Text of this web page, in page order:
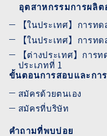
อุตสาหกรรมการผลิต
【ในประเทศ】การ
【ในประเทศ】การ
【ต่างประเทศ】กา
ประเภทที่ 1
ขั้นตอนการสอบและกา
สมัครด้วยตนเอง
สมัครที่บริษัท
คำถามที่พบบ่อย